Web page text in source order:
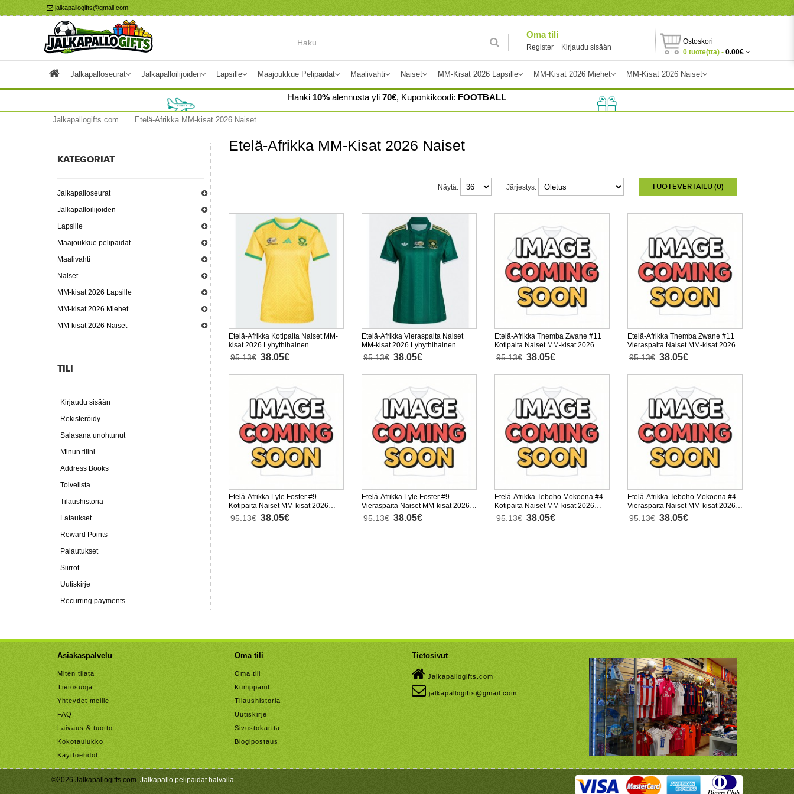
jalkapallogifts@gmail.com
Oma tili
Register Kirjaudu sisään
Ostoskori
0 tuote(tta) - 0.00€
Jalkapalloseurat Jalkapalloilijoiden Lapsille Maajoukkue Pelipaidat Maalivahti Naiset MM-Kisat 2026 Lapsille MM-Kisat 2026 Miehet MM-Kisat 2026 Naiset
Hanki 10% alennusta yli 70€, Kuponkikoodi: FOOTBALL
Jalkapallogifts.com Etelä-Afrikka MM-kisat 2026 Naiset
KATEGORIAT
Jalkapalloseurat
Jalkapalloilijoiden
Lapsille
Maajoukkue pelipaidat
Maalivahti
Naiset
MM-kisat 2026 Lapsille
MM-kisat 2026 Miehet
MM-kisat 2026 Naiset
TILI
Kirjaudu sisään
Rekisteröidy
Salasana unohtunut
Minun tilini
Address Books
Toivelista
Tilaushistoria
Lataukset
Reward Points
Palautukset
Siirrot
Uutiskirje
Recurring payments
Etelä-Afrikka MM-Kisat 2026 Naiset
TUOTEVERTAILU (0)
Järjestys:
Näytä:
Etelä-Afrikka Kotipaita Naiset MM-
kisat 2026 Lyhythihainen
95.13€ 38.05€
Etelä-Afrikka Vieraspaita Naiset
MM-kisat 2026 Lyhythihainen
95.13€ 38.05€
Etelä-Afrikka Themba Zwane #11
Kotipaita Naiset MM-kisat 2026
Lyhythihainen
95.13€ 38.05€
Etelä-Afrikka Themba Zwane #11
Vieraspaita Naiset MM-kisat 2026
Lyhythihainen
95.13€ 38.05€
Etelä-Afrikka Lyle Foster #9
Kotipaita Naiset MM-kisat 2026
Lyhythihainen
95.13€ 38.05€
Etelä-Afrikka Lyle Foster #9
Vieraspaita Naiset MM-kisat 2026
Lyhythihainen
95.13€ 38.05€
Etelä-Afrikka Teboho Mokoena #4
Kotipaita Naiset MM-kisat 2026
Lyhythihainen
95.13€ 38.05€
Etelä-Afrikka Teboho Mokoena #4
Vieraspaita Naiset MM-kisat 2026
Lyhythihainen
95.13€ 38.05€
Asiakaspalvelu
Miten tilata
Tietosuoja
Yhteydet meille
FAQ
Laivaus & tuotto
Kokotaulukko
Käyttöehdot
Oma tili
Oma tili
Kumppanit
Tilaushistoria
Uutiskirje
Sivustokartta
Blogipostaus
Tietosivut
Jalkapallogifts.com
jalkapallogifts@gmail.com
©2026 Jalkapallogifts.com. Jalkapallo pelipaidat halvalla.